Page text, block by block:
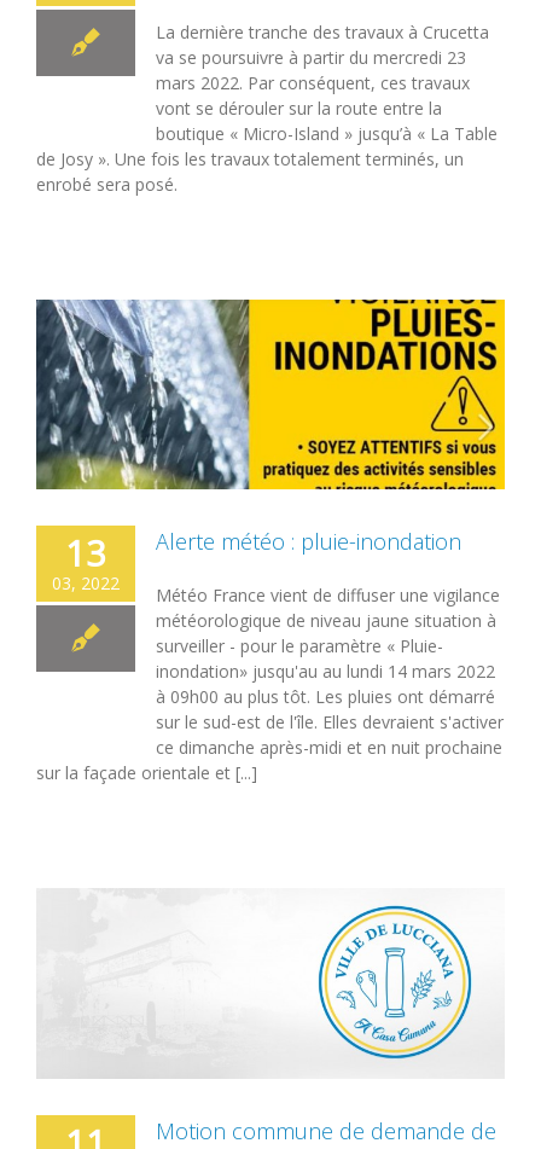
La dernière tranche des travaux à Crucetta
va se poursuivre à partir du mercredi 23
mars 2022. Par conséquent, ces travaux
vont se dérouler sur la route entre la
boutique « Micro-Island » jusqu’à « La Table
de Josy ». Une fois les travaux totalement terminés, un
enrobé sera posé.
13
03, 2022
Alerte météo : pluie-inondation
Météo France vient de diffuser une vigilance
météorologique de niveau jaune situation à
surveiller - pour le paramètre « Pluie-
inondation» jusqu'au au lundi 14 mars 2022
à 09h00 au plus tôt. Les pluies ont démarré
sur le sud-est de l'île. Elles devraient s'activer
ce dimanche après-midi et en nuit prochaine
sur la façade orientale et [...]
Motion commune de demande de